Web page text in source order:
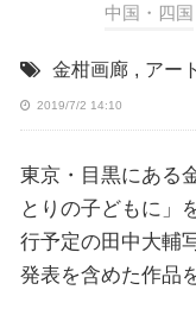
中国・四国
金柑画廊 , アート
2019/7/2 14:10
東京・目黒にある
とりの子どもに」
行予定の田中大輔
発表を含めた作品